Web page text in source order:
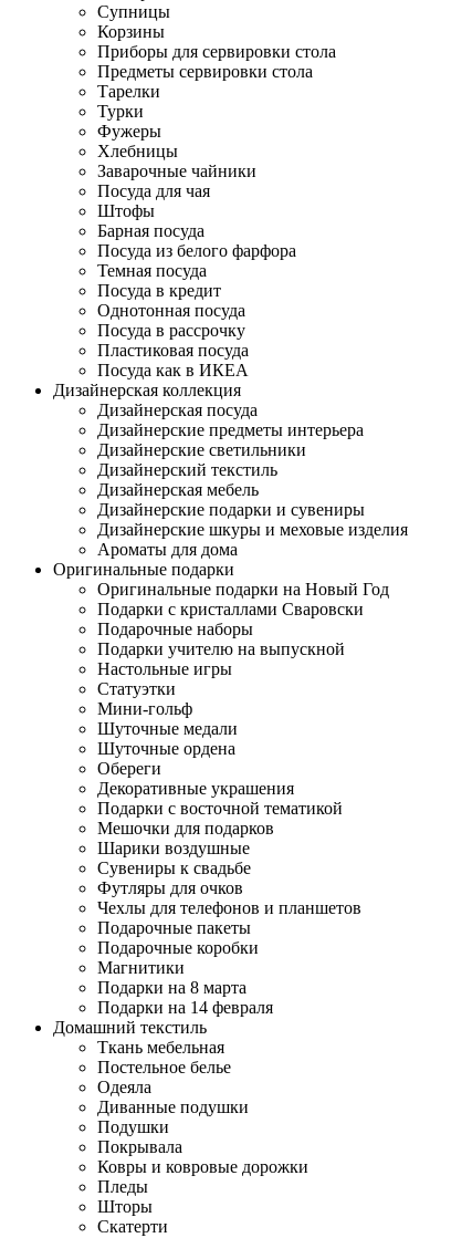
Супницы
Корзины
Приборы для сервировки стола
Предметы сервировки стола
Тарелки
Турки
Фужеры
Хлебницы
Заварочные чайники
Посуда для чая
Штофы
Барная посуда
Посуда из белого фарфора
Темная посуда
Посуда в кредит
Однотонная посуда
Посуда в рассрочку
Пластиковая посуда
Посуда как в ИКЕА
Дизайнерская коллекция
Дизайнерская посуда
Дизайнерские предметы интерьера
Дизайнерские светильники
Дизайнерский текстиль
Дизайнерская мебель
Дизайнерские подарки и сувениры
Дизайнерские шкуры и меховые изделия
Ароматы для дома
Оригинальные подарки
Оригинальные подарки на Новый Год
Подарки с кристаллами Сваровски
Подарочные наборы
Подарки учителю на выпускной
Настольные игры
Статуэтки
Мини-гольф
Шуточные медали
Шуточные ордена
Обереги
Декоративные украшения
Подарки с восточной тематикой
Мешочки для подарков
Шарики воздушные
Сувениры к свадьбе
Футляры для очков
Чехлы для телефонов и планшетов
Подарочные пакеты
Подарочные коробки
Магнитики
Подарки на 8 марта
Подарки на 14 февраля
Домашний текстиль
Ткань мебельная
Постельное белье
Одеяла
Диванные подушки
Подушки
Покрывала
Ковры и ковровые дорожки
Пледы
Шторы
Скатерти